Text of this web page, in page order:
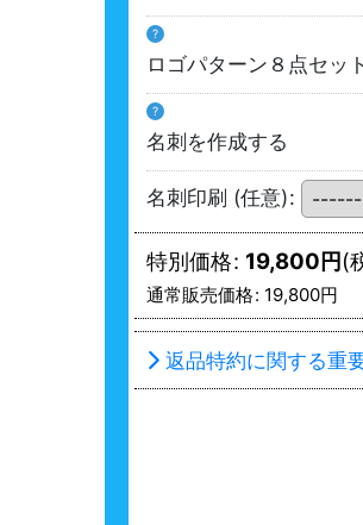
?
ロゴパターン８点セ
?
名刺を作成
名刺印刷 (任意):
特別価格: 19,800円(
通常販売価格: 19,800円
返品特約に関する重